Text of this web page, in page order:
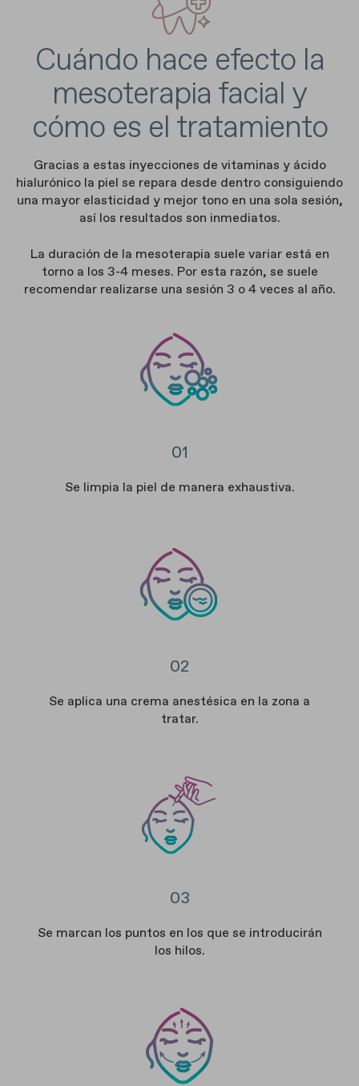
Cuándo hace efecto la
mesoterapia facial y
cómo es el tratamiento
Gracias a estas inyecciones de vitaminas y ácido
hialurónico la piel se repara desde dentro consiguiendo
una mayor elasticidad y mejor tono en una sola sesión,
así los resultados son inmediatos.
La duración de la mesoterapia suele variar está en
torno a los 3-4 meses. Por esta razón, se suele
recomendar realizarse una sesión 3 o 4 veces al año.
01
Se limpia la piel de manera exhaustiva.
02
Se aplica una crema anestésica en la zona a
tratar.
03
Se marcan los puntos en los que se introducirán
los hilos.